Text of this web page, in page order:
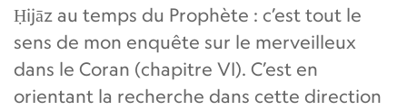
Ḥijāz au temps du Prophète : c’est tout le
sens de mon enquête sur le merveilleux
dans le Coran (chapitre VI). C’est en
orientant la recherche dans cette direction